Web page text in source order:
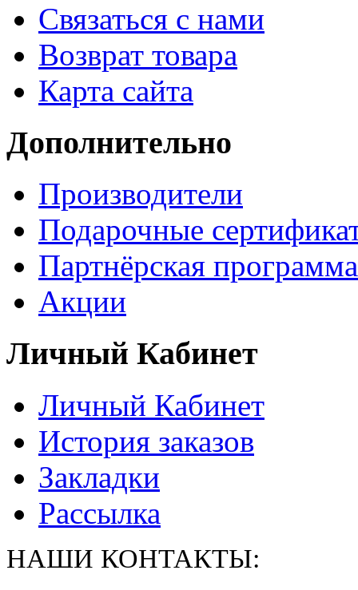
Связаться с нами
Возврат товара
Карта сайта
Дополнительно
Производители
Подарочные
Партнёрская программа
Акции
Личный Кабинет
Личный Кабинет
История заказов
Закладки
Рассылка
НАШИ КОНТАКТЫ: